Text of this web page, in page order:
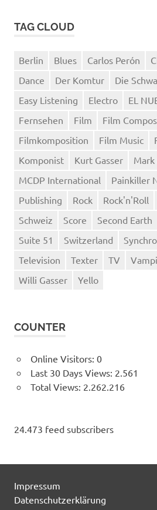
TAG CLOUD
Berlin Blues Carlos Perón
Dance
Der Komtur
Die
Easy Listening
Electro EL
Fernsehen
Film
Film
Filmkomposition
Film Music
Komponist
Kurt Gasser Mark
MCDP International
Painkiller
Publishing
Rock Rock'n'Roll
Schweiz
Score Second Earth
Suite 51
Switzerland
Television
Texter TV
Willi Gasser
Yello
COUNTER
Online Visitors: 0
Last 30 Days Views: 2.561
Total Views: 2.262.216
24.473 feed subscribers
Impressum
Datenschutzerklärung